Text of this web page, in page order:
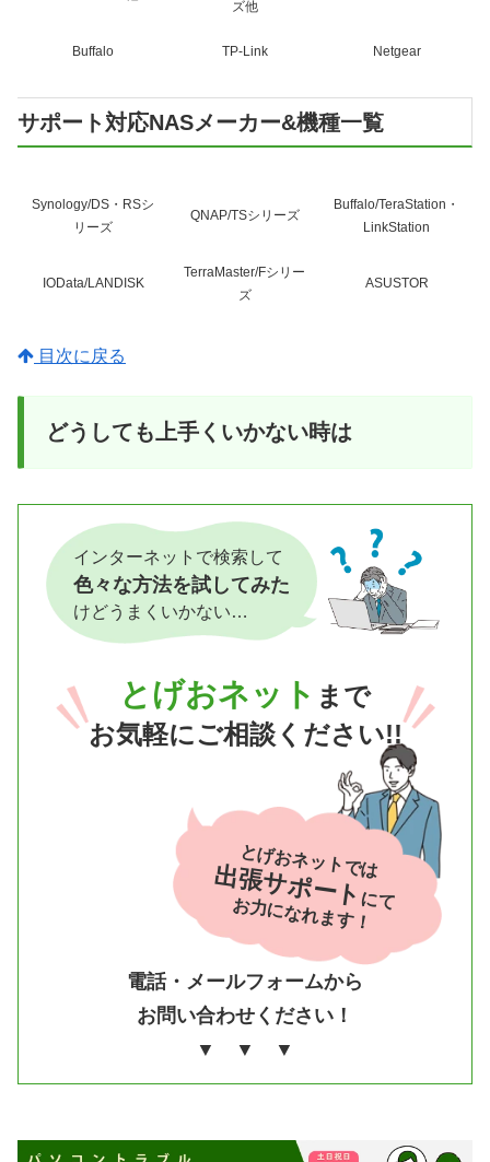
ズ他
Buffalo TP-Link Netgear
サポート対応NASメーカー&機種一覧
Synology/DS・RSシ
リーズ
QNAP/TSシリーズ
Buffalo/TeraStation・
LinkStation
IOData/LANDISK
TerraMaster/Fシリー
ズ
ASUSTOR
目次に戻る
どうしても上手くいかない時は
インターネットで検索して
色々な方法を試してみた
けどうまくいかない…
とげおネット まで
お気軽にご相談ください!!
電話・メールフォームから
お問い合わせください！
▼ ▼ ▼
とげおネットでは
出張サポートにて
お力になれます！